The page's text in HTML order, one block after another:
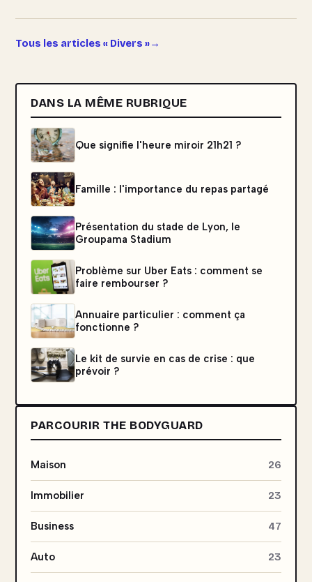
Tous les articles « Divers »
DANS LA MÊME RUBRIQUE
Que signifie l'heure miroir 21h21 ?
Famille : l'importance du repas partagé
Présentation du stade de Lyon, le
Groupama Stadium
Problème sur Uber Eats : comment se
faire rembourser ?
Annuaire particulier : comment ça
fonctionne ?
Le kit de survie en cas de crise : que
prévoir ?
PARCOURIR THE BODYGUARD
Maison 26
Immobilier 23
Business 47
Auto 23